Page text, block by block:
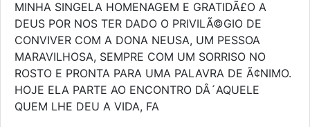
MINHA SINGELA HOMENAGEM E GRATIDÃ£O A
DEUS POR NOS TER DADO O PRIVILÃ©GIO DE
CONVIVER COM A DONA NEUSA, UM PESSOA
MARAVILHOSA, SEMPRE COM UM SORRISO NO
ROSTO E PRONTA PARA UMA PALAVRA DE Ã¢NIMO.
HOJE ELA PARTE AO ENCONTRO DÂ´AQUELE
QUEM LHE DEU A VIDA, FA